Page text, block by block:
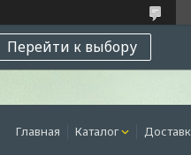
Перейти к выбору
Главная Каталог